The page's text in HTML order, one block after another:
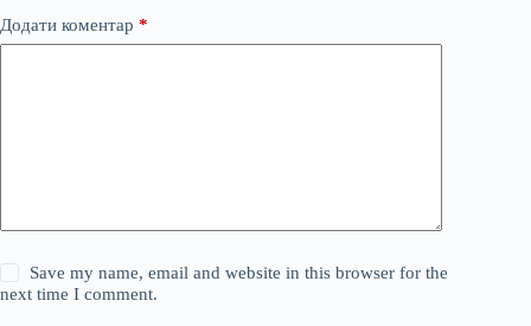
Додати коментар *
Save my name, email and website in this browser for the
next time I comment.